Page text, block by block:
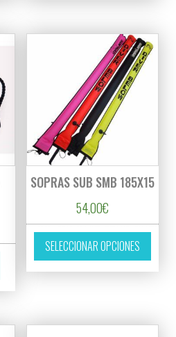
SOPRAS SUB SMB 185X15
54,00€
SELECCIONAR OPCIONES
Este